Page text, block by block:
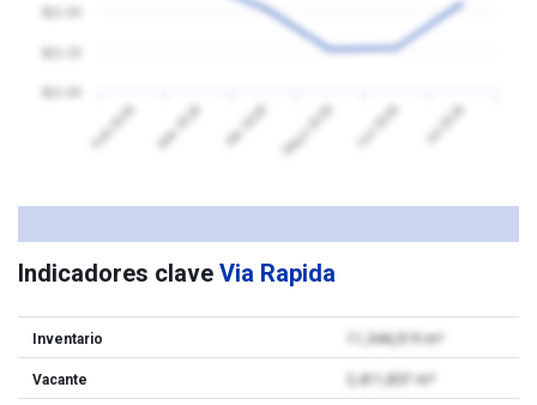
Feb 2026 Mar 2026 Abr 2026 Mayo 2026 Jun 2026 Jul 2026
Indicadores clave Via Rapida
Inventario 11,344,319 m²
Vacante